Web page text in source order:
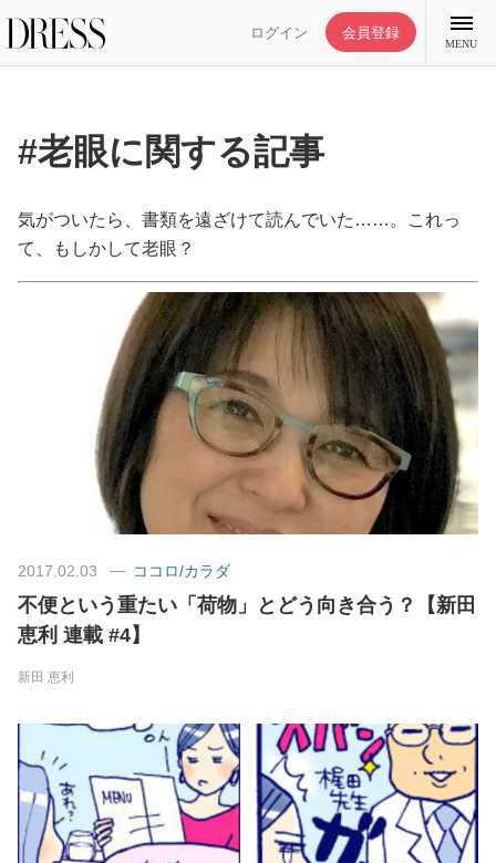
ログイン 会員登録
MENU
特集記事
DRESS部活
ライフスタイル
ファッション
恋愛/結婚/離婚
美容/健康
ワークスタイル
ココロ/カラダ
グルメ
#老眼に関する記事
気がついたら、書類を遠ざけて読んでいた……。これっ
て、もしかして老眼？
2017.02.03 ココロ/カラダ
不便という重たい「荷物」とどう向き合う？【新田
恵利 連載 #4】
新田 恵利